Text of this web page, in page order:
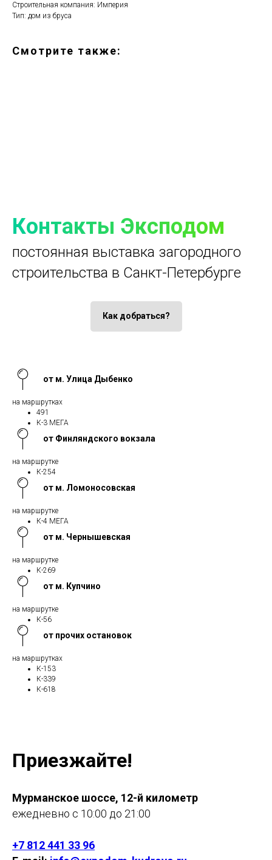
Строительная компания: Империя
Тип: дом из бруса
Смотрите также:
Контакты Эксподом
постоянная выставка загородного
строительства в Санкт-Петербурге
Как добраться?
от м. Улица Дыбенко
на маршрутках
491
К-3 МЕГА
от Финляндского вокзала
на маршрутке
К-254
от м. Ломоносовская
на маршрутке
К-4 МЕГА
от м. Чернышевская
на маршрутке
К-269
от м. Купчино
на маршрутке
К-56
от прочих остановок
на маршрутках
К-153
К-339
К-618
Приезжайте!
Мурманское шоссе, 12-й километр
ежедневно с 10:00 до 21:00
+7 812 441 33 96